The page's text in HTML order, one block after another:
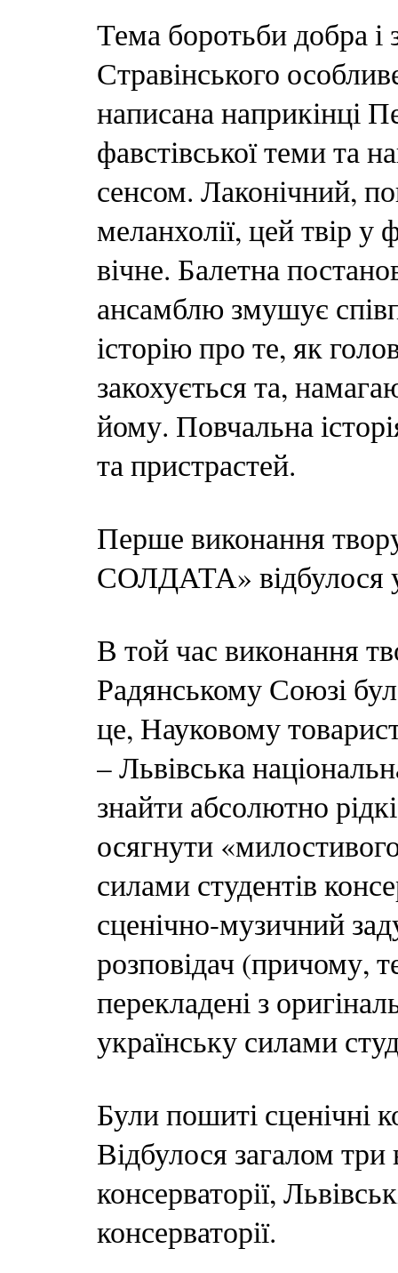
Тема боротьби добра і
Стравінського
написана наприкінці
фавстівської теми та
сенсом. Лаконічний,
меланхолії, цей твір у
вічне. Балетна
ансамблю змушує
історію про те, як
закохується та,
йому. Повчальна
та пристрастей.
Перше виконання
СОЛДАТА» відбулося
В той час виконання
Радянському Союзі
це, Науковому
– Львівська
знайти абсолютно
осягнути
силами студентів
сценічно-музичний
розповідач (причому,
перекладені з
українську силами
Були пошиті сценічні
Відбулося загалом
консерваторії,
консерваторії.